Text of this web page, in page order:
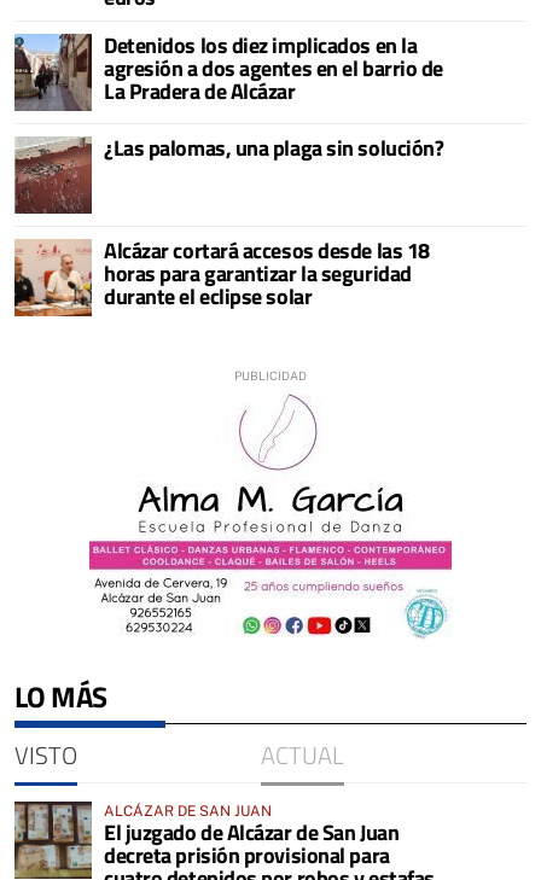
Detenidos los diez implicados en la
agresión a dos agentes en el barrio de
La Pradera de Alcázar
¿Las palomas, una plaga sin solución?
Alcázar cortará accesos desde las 18
horas para garantizar la seguridad
durante el eclipse solar
LO MÁS
VISTO ACTUAL
ALCÁZAR DE SAN JUAN
El juzgado de Alcázar de San Juan
decreta prisión provisional para